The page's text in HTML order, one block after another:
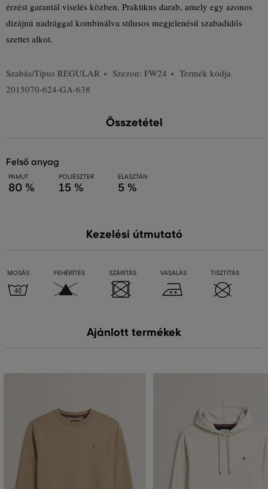
érzést garantál viselés közben. Praktikus darab, amely egy azonos
dizájnú nadrággal kombinálva stílusos megjelenésű szabadidős
szettet alkot.
Szabás/Típus REGULAR Szezon: FW24
Termék kódja
2015070-624-GA-638
Összetétel
felső anyag
PAMUT
80 %
POLIÉSZTER
15 %
ELASZTÁN
5 %
Kezelési útmutató
MOSÁS FEHÉRÍTÉS SZÁRÍTÁS VASALÁS TISZTÍTÁS
Ajánlott termékek